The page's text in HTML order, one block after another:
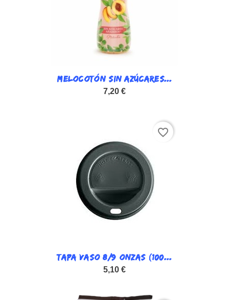
MELOCOTÓN SIN AZÚCARES...
7,20 €
TAPA VASO 8/9 ONZAS (100...
5,10 €
favorite_border